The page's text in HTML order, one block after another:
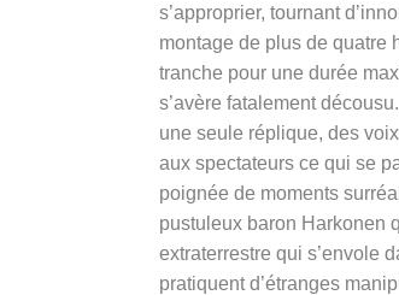
s’approprier, tournant
montage de plus de quatre
tranche pour une durée
s’avère fatalement
une seule réplique, des
aux spectateurs ce qui se
poignée de moments
pustuleux baron Harkonen
extraterrestre qui s’envole
pratiquent d’étranges